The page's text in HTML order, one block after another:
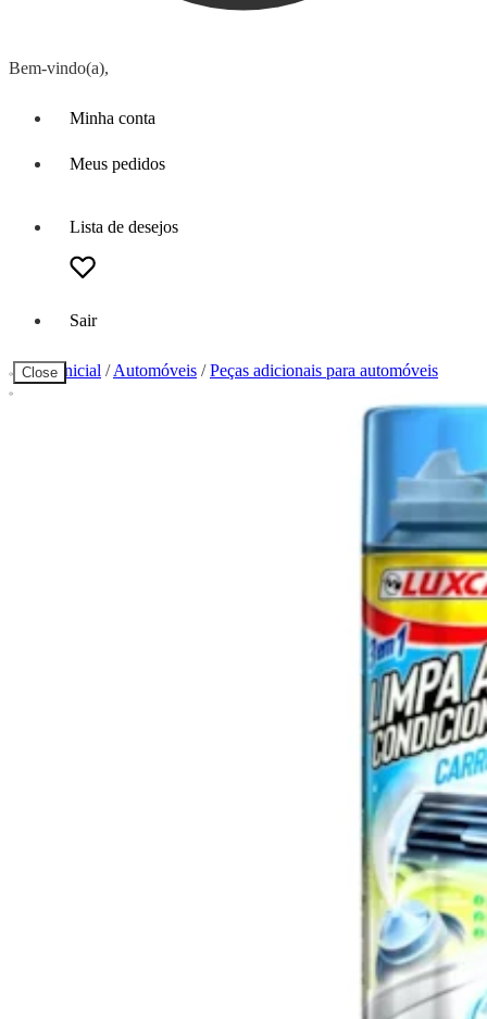
Bem-vindo(a),
Minha conta
Meus pedidos
Lista de desejos
Sair
Close
Página inicial /Automóveis /Peças adicionais para automóveis